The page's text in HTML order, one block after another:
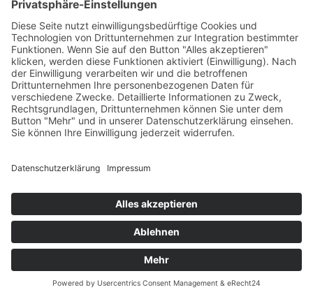
Indikation Existenzielles Leiden
Wunsch nach Sedierung, um das eigene Leben zu
beenden
Sedierung im Rahmen des Beendens künstlicher
Beatmung
Sedierung im SAPV-Kontext
Verringern der Tiefe einer begonnenen Sedierung
Sedierung zur Leidenslinderung vs. zur Abwendung
von Selbst- oder Fremdgefährdung
Informationen für Patientinnen/Patienten und Angehörige
Informationsbroschüre für Patient:innen/Angehörige
Erläuterung für Patient:innen/Angehörige
Übersicht iSedPall
Übertherapie am Lebensende
Übertherapie am Lebensende: Handlungsempfehlungen für
Notfallmedizin, Intensivmedizin und Onkologie
Fachgespräch zu politischen Handlungsoptionen I DGP
fordert Palliativdienste & fachliche Expertise in der
Notfallreform